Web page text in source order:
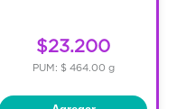
$23.200
PUM: $ 464.00 g